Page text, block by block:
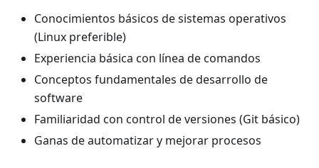
Conocimientos básicos de sistemas operativos
(Linux preferible)
Experiencia básica con línea de comandos
Conceptos fundamentales de desarrollo de
software
Familiaridad con control de versiones (Git básico)
Ganas de automatizar y mejorar procesos